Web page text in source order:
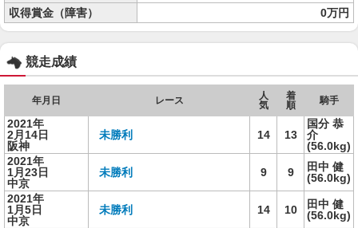
収得賞金（障害）
0万円
競走成績
年月日 レース
人
気
着
順
騎手
2021年
2月14日
阪神
未勝利 14 13
国分 恭
介
(56.0kg)
2021年
1月23日
中京
未勝利 9 9
田中 健
(56.0kg)
2021年
1月5日
中京
未勝利 14 10
田中 健
(56.0kg)